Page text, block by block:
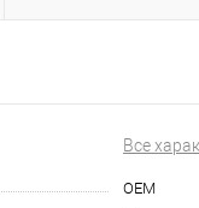
Все
OEM